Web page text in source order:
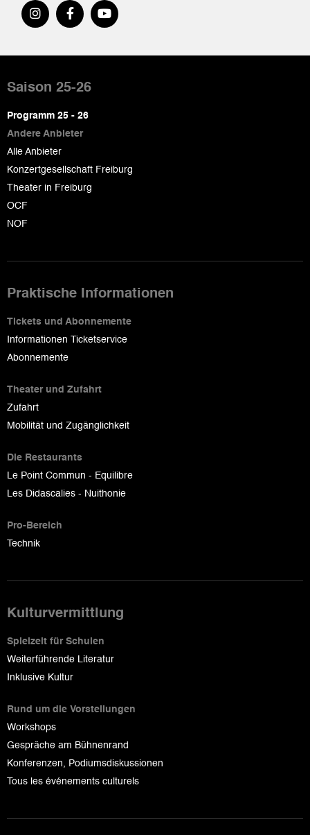
de
page
Saison 25-26
Programm 25 - 26
Andere Anbieter
Alle Anbieter
Konzertgesellschaft Freiburg
Theater in Freiburg
OCF
NOF
Praktische Informationen
Tickets und Abonnemente
Informationen Ticketservice
Abonnemente
Theater und Zufahrt
Zufahrt
Mobilität und Zugänglichkeit
Die Restaurants
Le Point Commun - Equilibre
Les Didascalies - Nuithonie
Pro-Bereich
Technik
Kulturvermittlung
Spielzeit für Schulen
Weiterführende Literatur
Inklusive Kultur
Rund um die Vorstellungen
Workshops
Gespräche am Bühnenrand
Konferenzen, Podiumsdiskussionen
Tous les événements culturels